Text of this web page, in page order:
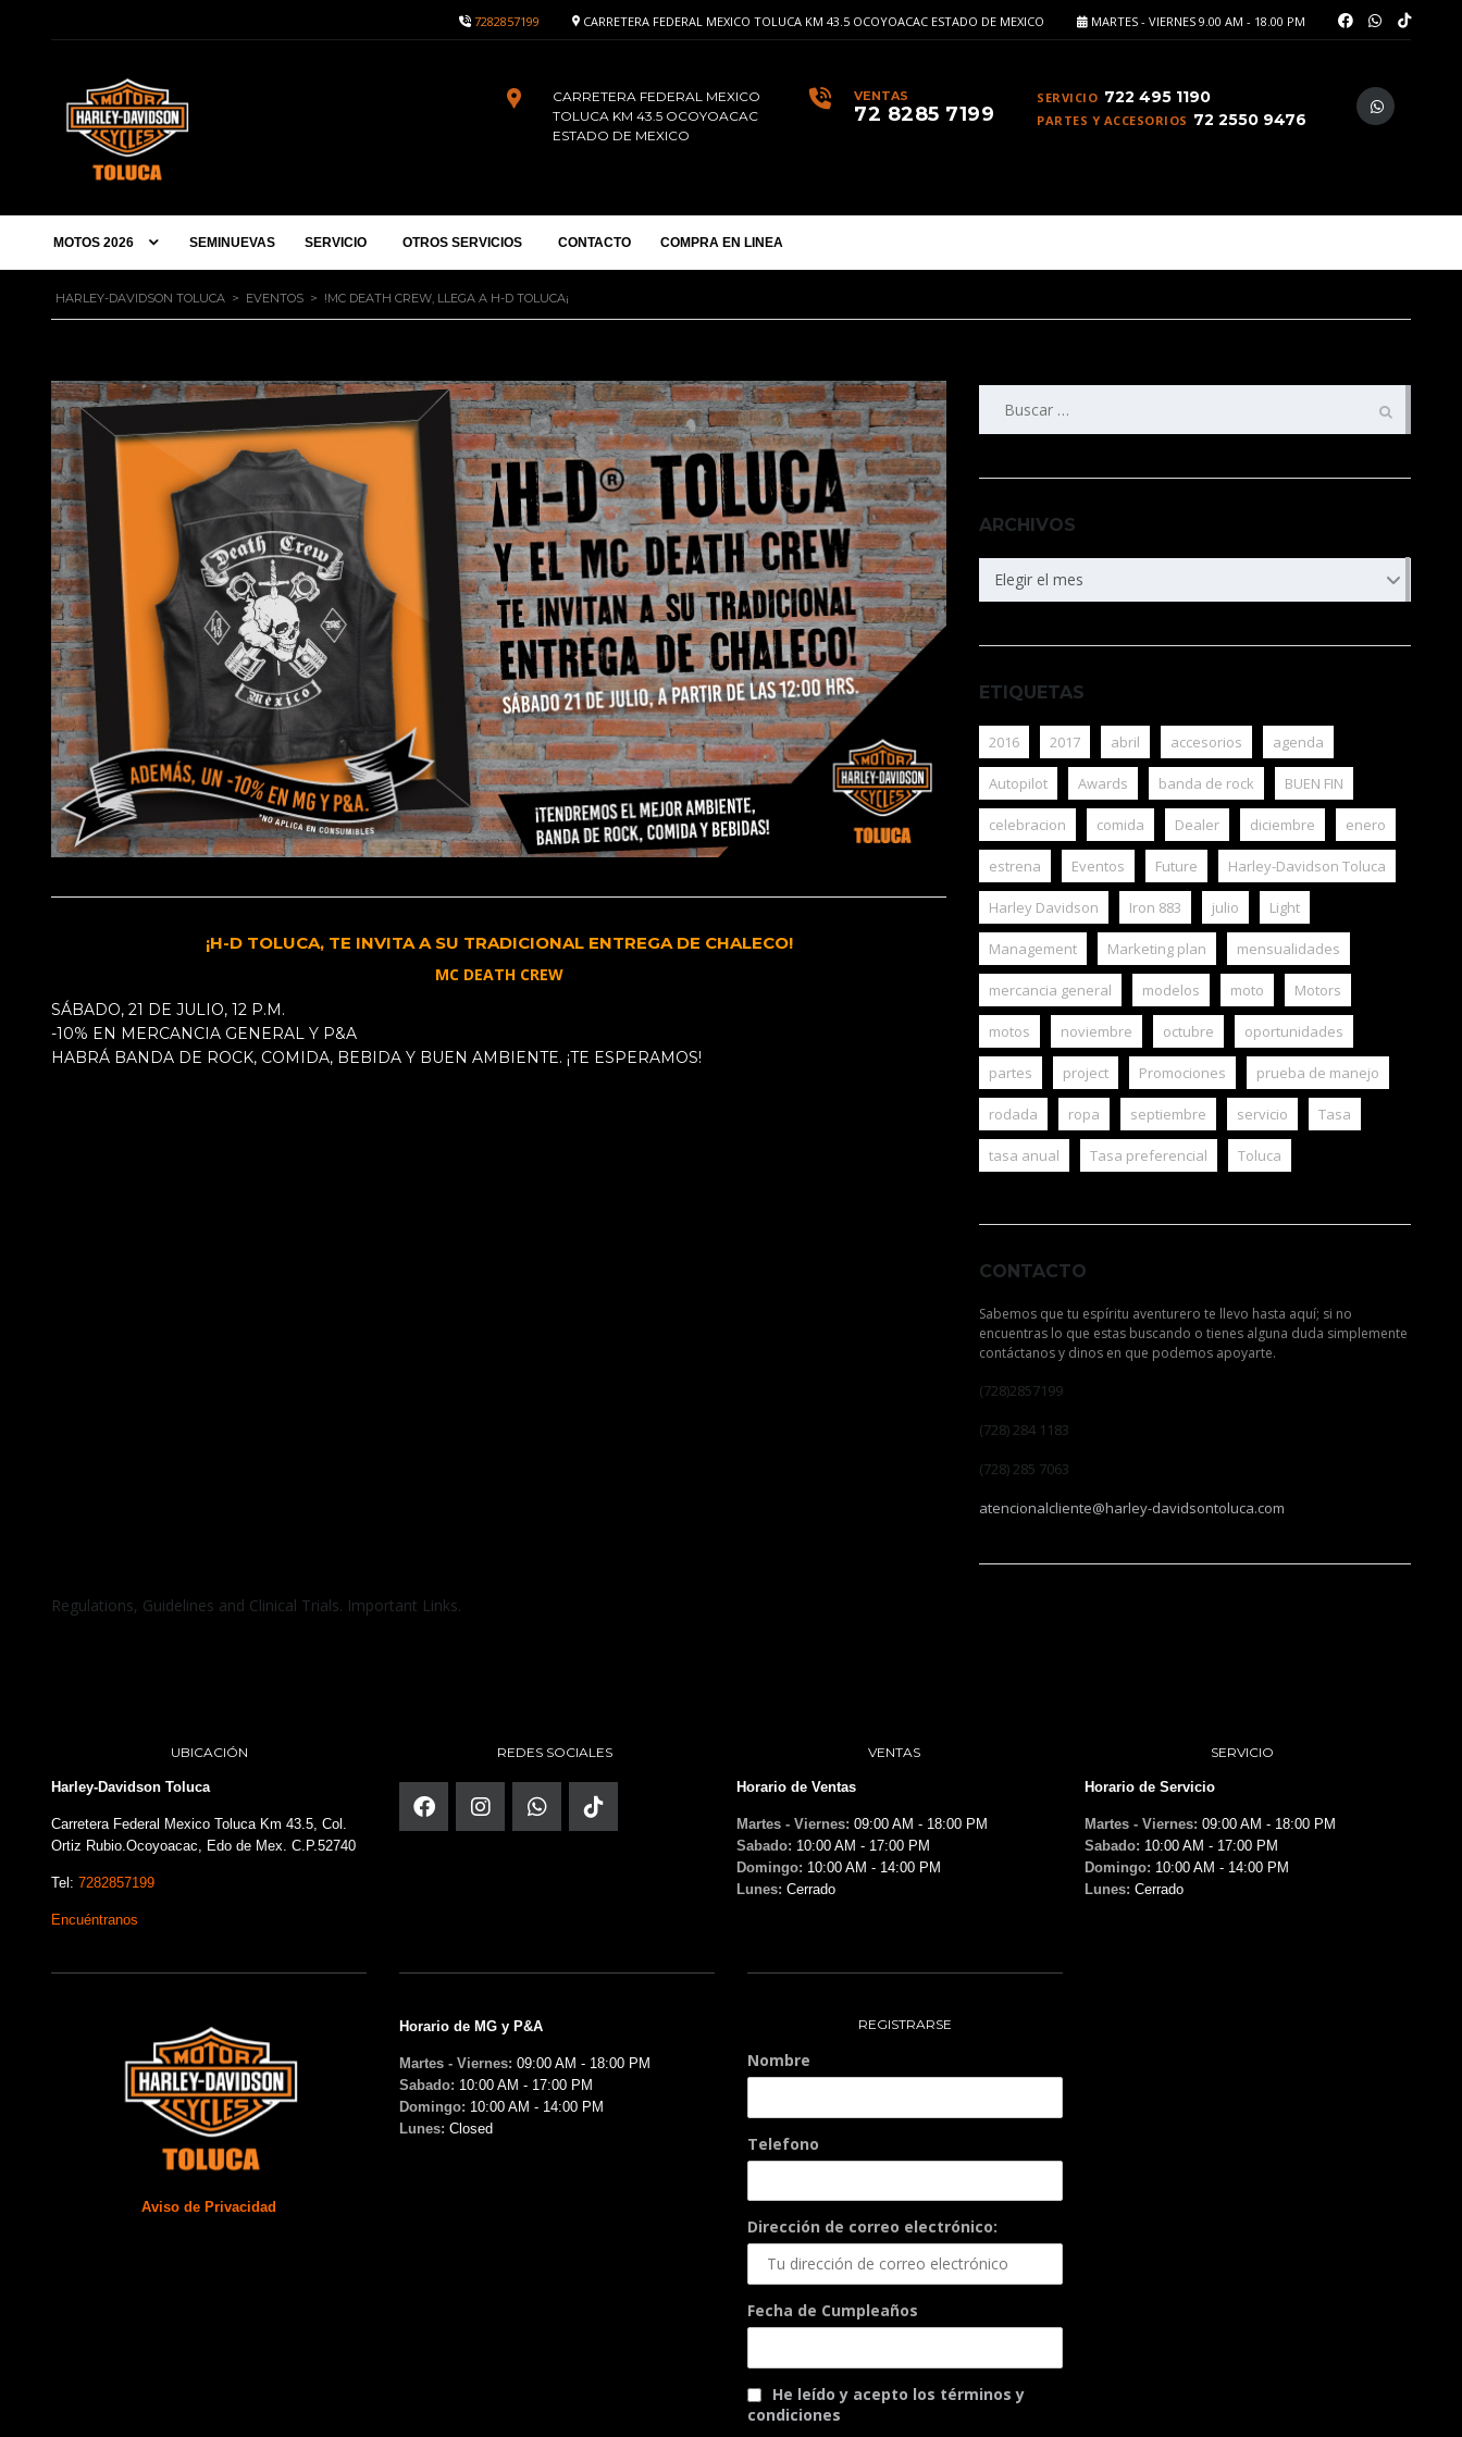
MARTES - VIERNES 9.00 AM - 18.00 PM
CARRETERA FEDERAL MEXICO TOLUCA KM 43.5 OCOYOACAC ESTADO DE MEXICO
7282857199
SERVICIO 722 495 1190
PARTES Y ACCESORIOS 72 2550 9476
VENTAS
72 8285 7199
CARRETERA FEDERAL MEXICO
TOLUCA KM 43.5 OCOYOACAC
ESTADO DE MEXICO
MOTOS 2026 SEMINUEVAS SERVICIO OTROS SERVICIOS CONTACTO COMPRA EN LINEA
HARLEY-DAVIDSON TOLUCA > EVENTOS > !MC DEATH CREW, LLEGA A H-D TOLUCA¡
¡H-D TOLUCA, TE INVITA A SU TRADICIONAL ENTREGA DE CHALECO!
MC DEATH CREW
SÁBADO, 21 DE JULIO, 12 P.M.
-10% EN MERCANCIA GENERAL Y P&A
HABRÁ BANDA DE ROCK, COMIDA, BEBIDA Y BUEN AMBIENTE. ¡TE ESPERAMOS!
ARCHIVOS
Elegir el mes
ETIQUETAS
2016 2017 abril accesorios agenda
Autopilot Awards banda de rock BUEN FIN
celebracion comida Dealer diciembre enero
estrena Eventos Future Harley-Davidson Toluca
Harley Davidson Iron 883 julio Light
Management Marketing plan mensualidades
mercancia general modelos moto Motors
motos noviembre octubre oportunidades
partes project Promociones prueba de manejo
rodada ropa septiembre servicio Tasa
tasa anual Tasa preferencial Toluca
CONTACTO
Sabemos que tu espíritu aventurero te llevo hasta aquí; si no
encuentras lo que estas buscando o tienes alguna duda simplemente
contáctanos y dinos en que podemos apoyarte.
(728)2857199
(728) 284 1183
(728) 285 7063
atencionalcliente@harley-davidsontoluca.com
Regulations, Guidelines and Clinical Trials. Important Links.
UBICACIÓN
Harley-Davidson Toluca
Carretera Federal Mexico Toluca Km 43.5, Col.
Ortiz Rubio.Ocoyoacac, Edo de Mex. C.P.52740
Tel: 7282857199
Encuéntranos
REDES SOCIALES VENTAS
Horario de Ventas
Martes - Viernes: 09:00 AM - 18:00 PM
Sabado: 10:00 AM - 17:00 PM
Domingo: 10:00 AM - 14:00 PM
Lunes: Cerrado
SERVICIO
Horario de Servicio
Martes - Viernes: 09:00 AM - 18:00 PM
Sabado: 10:00 AM - 17:00 PM
Domingo: 10:00 AM - 14:00 PM
Lunes: Cerrado
Aviso de Privacidad
Horario de MG y P&A
Martes - Viernes: 09:00 AM - 18:00 PM
Sabado: 10:00 AM - 17:00 PM
Domingo: 10:00 AM - 14:00 PM
Lunes: Closed
REGISTRARSE
Nombre
Telefono
Dirección de correo electrónico:
Fecha de Cumpleaños
He leído y acepto los términos y
condiciones